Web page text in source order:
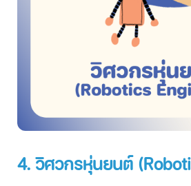
4. วิศวกรหุ่นยนต์